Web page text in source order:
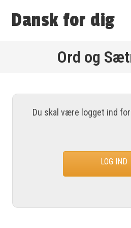
Dansk for dig
Ord og
Du skal være logget ind
LOG IND